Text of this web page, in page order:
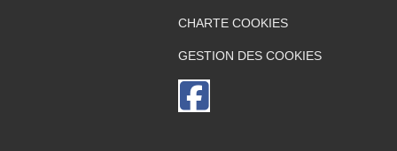
CHARTE COOKIES
GESTION DES COOKIES